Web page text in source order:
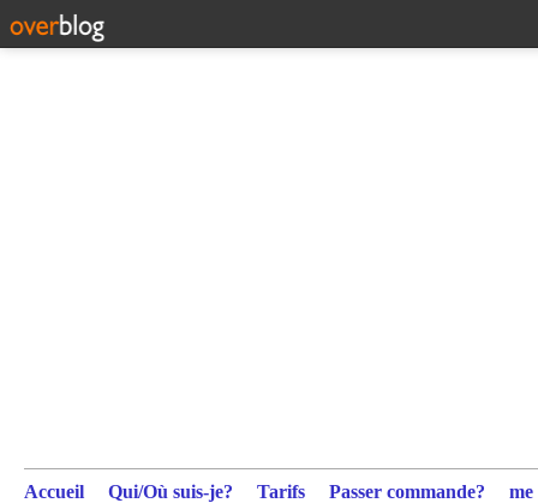
Accueil Qui/Où suis-je? Tarifs Passer commande?